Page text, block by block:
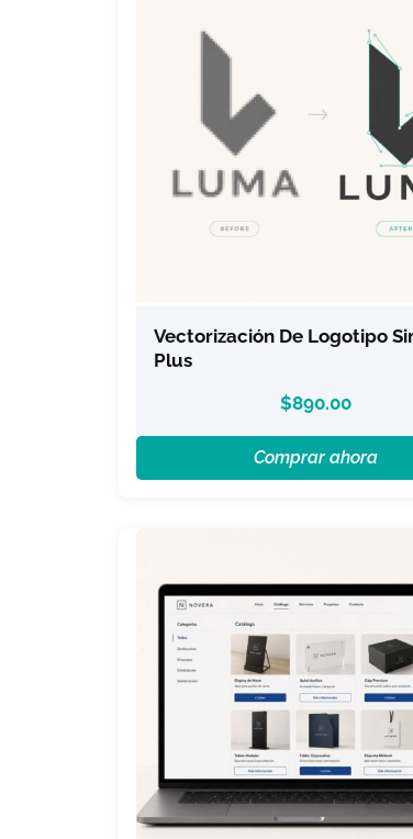
Vectorización De Logotipo
Plus
$890.00
Comprar ahora